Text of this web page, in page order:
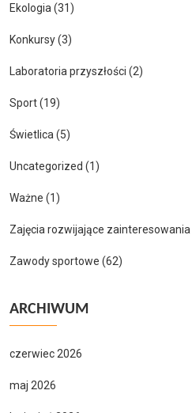
Ekologia (31)
Konkursy(3)
Laboratoria przyszłości (2)
Sport(19)
Świetlica (5)
Uncategorized (1)
Ważne (1)
Zajęcia rozwijające zainteresowania
Zawody sportowe (62)
ARCHIWUM
czerwiec 2026
maj 2026